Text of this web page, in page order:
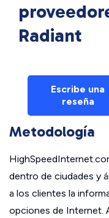
Radiant
Escribe una
reseña
Metodología
dentro de ciudades y
a los clientes la
opciones de Internet.